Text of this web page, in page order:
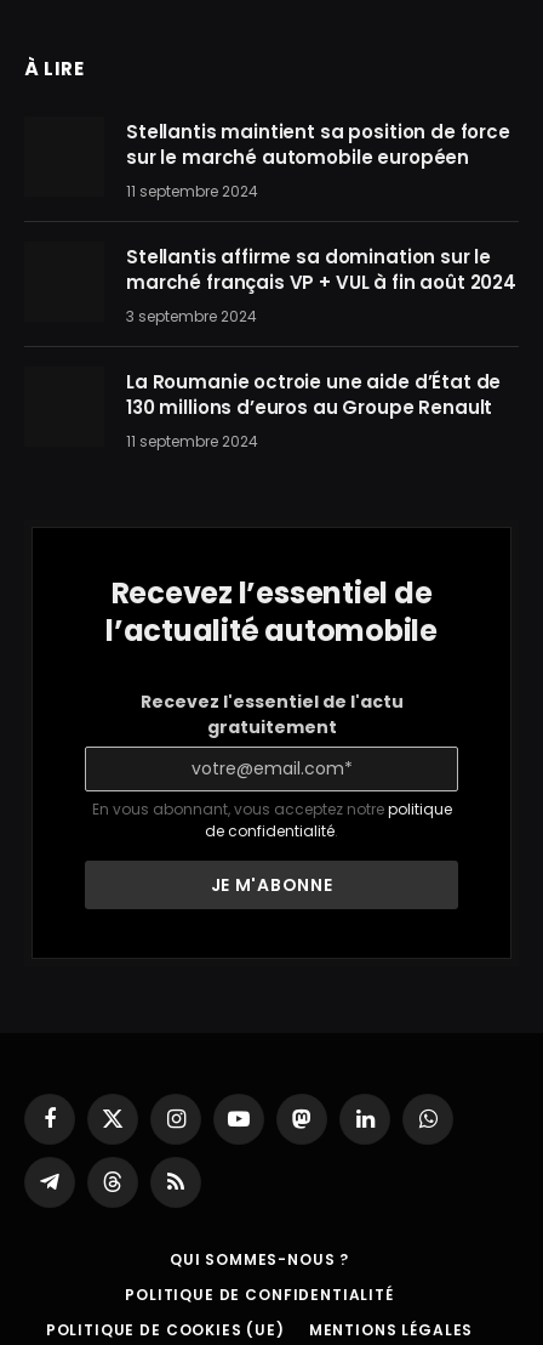
À LIRE
Stellantis maintient sa position de force
sur le marché automobile européen
11 septembre 2024
Stellantis affirme sa domination sur le
marché français VP + VUL à fin août 2024
3 septembre 2024
La Roumanie octroie une aide d’État de
130 millions d’euros au Groupe Renault
11 septembre 2024
Recevez l’essentiel de
l’actualité automobile
Recevez l'essentiel de l'actu
gratuitement
En vous abonnant, vous acceptez notrepolitique
de confidentialité.
Facebook
X
(Twitter)
InstagramYouTubeMastodonLinkedInWhatsApp
Partager
sur
ThreadsRSS
QUI SOMMES-NOUS ?
POLITIQUE DE CONFIDENTIALITÉ
POLITIQUE DE COOKIES (UE)
MENTIONS LÉGALES